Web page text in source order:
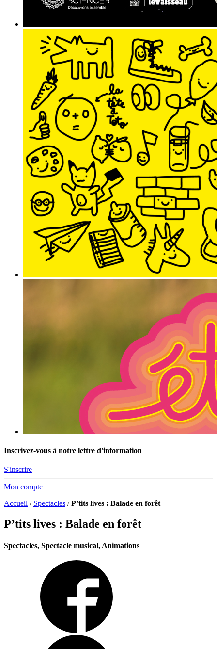
Inscrivez-vous à notre lettre d'information
S'inscrire
Mon compte
Accueil / Spectacles /P’tits lives : Balade en forêt
P’tits lives : Balade en forêt
Spectacles, Spectacle musical, Animations